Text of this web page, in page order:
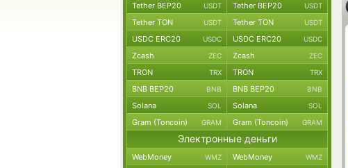
Tether BEP20 USDT Tether BEP20 USDT
Tether TON USDT Tether TON USDT
USDC ERC20 USDC USDC ERC20 USDC
Zcash ZEC Zcash ZEC
TRON TRX TRON TRX
BNB BEP20 BNB BNB BEP20 BNB
Solana SOL Solana SOL
Gram (Toncoin) GRAM Gram (Toncoin) GRAM
Электронные деньги
WebMoney WMZ WebMoney WMZ